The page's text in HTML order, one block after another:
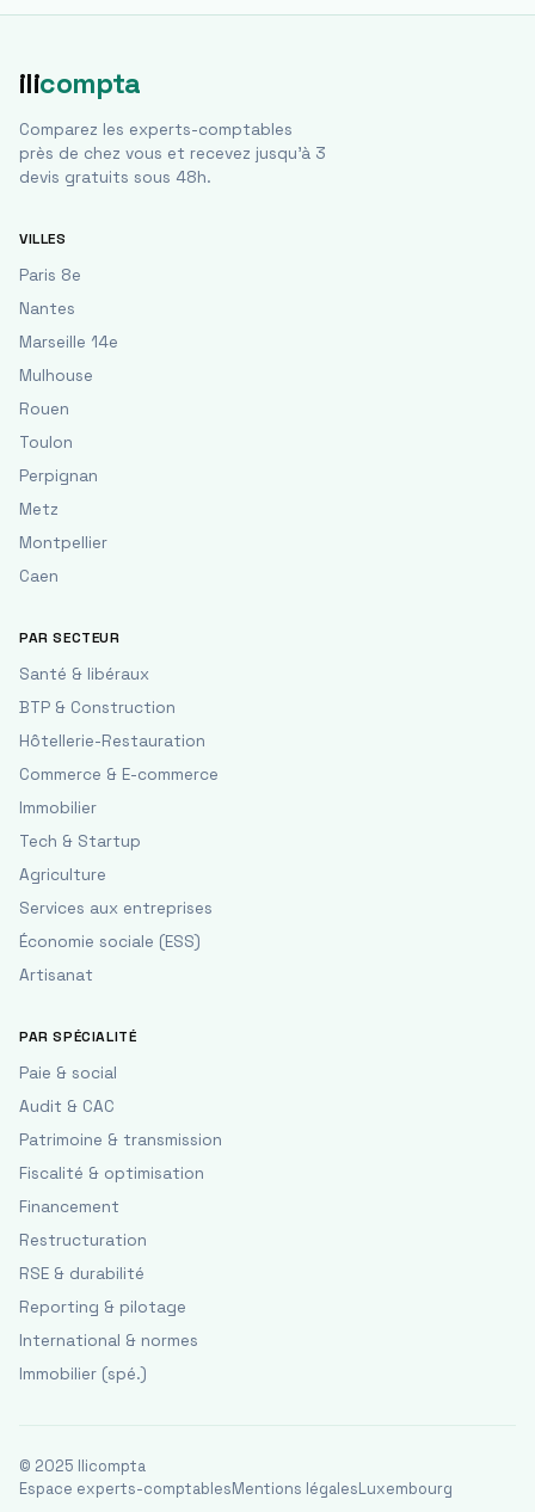
ilicompta
Comparez les experts-comptables
près de chez vous et recevez jusqu'à 3
devis gratuits sous 48h.
VILLES
Paris 8e
Nantes
Marseille 14e
Mulhouse
Rouen
Toulon
Perpignan
Metz
Montpellier
Caen
PAR SECTEUR
Santé & libéraux
BTP & Construction
Hôtellerie-Restauration
Commerce & E-commerce
Immobilier
Tech & Startup
Agriculture
Services aux entreprises
Économie sociale (ESS)
Artisanat
PAR SPÉCIALITÉ
Paie & social
Audit & CAC
Patrimoine & transmission
Fiscalité & optimisation
Financement
Restructuration
RSE & durabilité
Reporting & pilotage
International & normes
Immobilier (spé.)
© 2025 Ilicompta
Espace experts-comptablesMentions légalesLuxembourg